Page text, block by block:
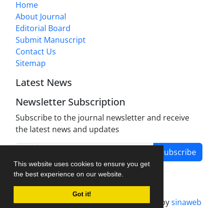
This website uses cookies to ensure you get
the best experience on our website.
Got it!
Home
About Journal
Editorial Board
Submit Manuscript
Contact Us
Sitemap
Latest News
Newsletter Subscription
Subscribe to the journal newsletter and receive
the latest news and updates
Subscribe
Journal management system.designed bysinaweb